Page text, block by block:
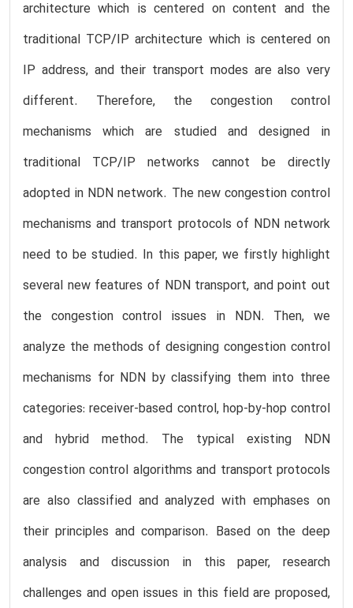
architecture which is centered on content and the
traditional TCP/IP architecture which is centered on
IP address, and their transport modes are also very
different. Therefore, the congestion control
mechanisms which are studied and designed in
traditional TCP/IP networks cannot be directly
adopted in NDN network. The new congestion control
mechanisms and transport protocols of NDN network
need to be studied. In this paper, we firstly highlight
several new features of NDN transport, and point out
the congestion control issues in NDN. Then, we
analyze the methods of designing congestion control
mechanisms for NDN by classifying them into three
categories: receiver-based control, hop-by-hop control
and hybrid method. The typical existing NDN
congestion control algorithms and transport protocols
are also classified and analyzed with emphases on
their principles and comparison. Based on the deep
analysis and discussion in this paper, research
challenges and open issues in this field are proposed,